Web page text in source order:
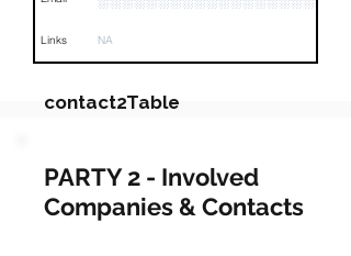
Links NA
contact2Table
Field Value
Name
PARTY 2 - Involved
Companies & Contacts